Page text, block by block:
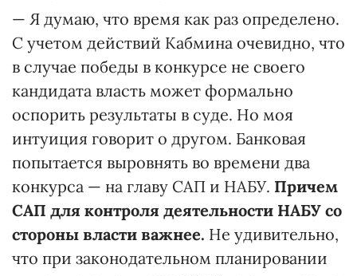
— Я думаю, что время как раз определено.
С учетом действий Кабмина очевидно, что
в случае победы в конкурсе не своего
кандидата власть может формально
оспорить результаты в суде. Но моя
интуиция говорит о другом. Банковая
попытается выровнять во времени два
конкурса — на главу САП и НАБУ. Причем
САП для контроля деятельности НАБУ со
стороны власти важнее. Не удивительно,
что при законодательном планировании